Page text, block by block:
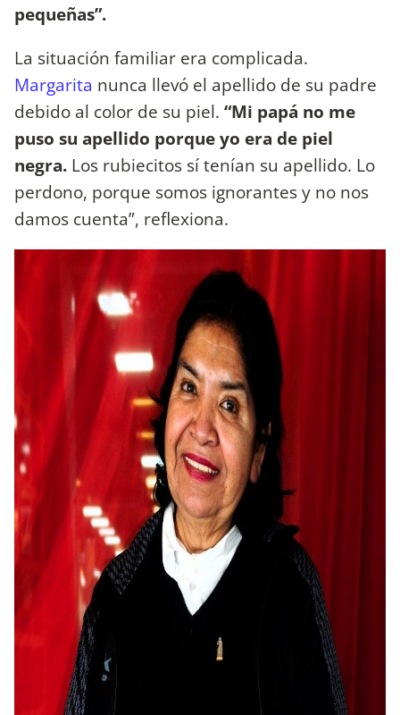
pequeñas”.
La situación familiar era complicada.
Margarita nunca llevó el apellido de su padre
debido al color de su piel. “Mi papá no me
puso su apellido porque yo era de piel
negra. Los rubiecitos sí tenían su apellido. Lo
perdono, porque somos ignorantes y no nos
damos cuenta”, reflexiona.